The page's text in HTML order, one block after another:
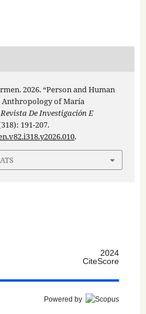
2026. “Person and Human
of María
De Investigación E
191-207.
.
2024
CiteScore
Powered by